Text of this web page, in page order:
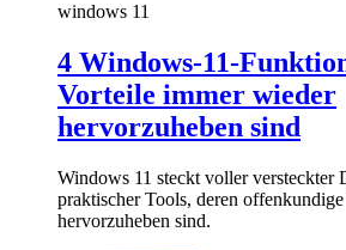
windows 11
4 Windows-11-
Vorteile immer wieder
hervorzuheben sind
Windows 11 steckt voller versteckter
praktischer Tools, deren
hervorzuheben sind.